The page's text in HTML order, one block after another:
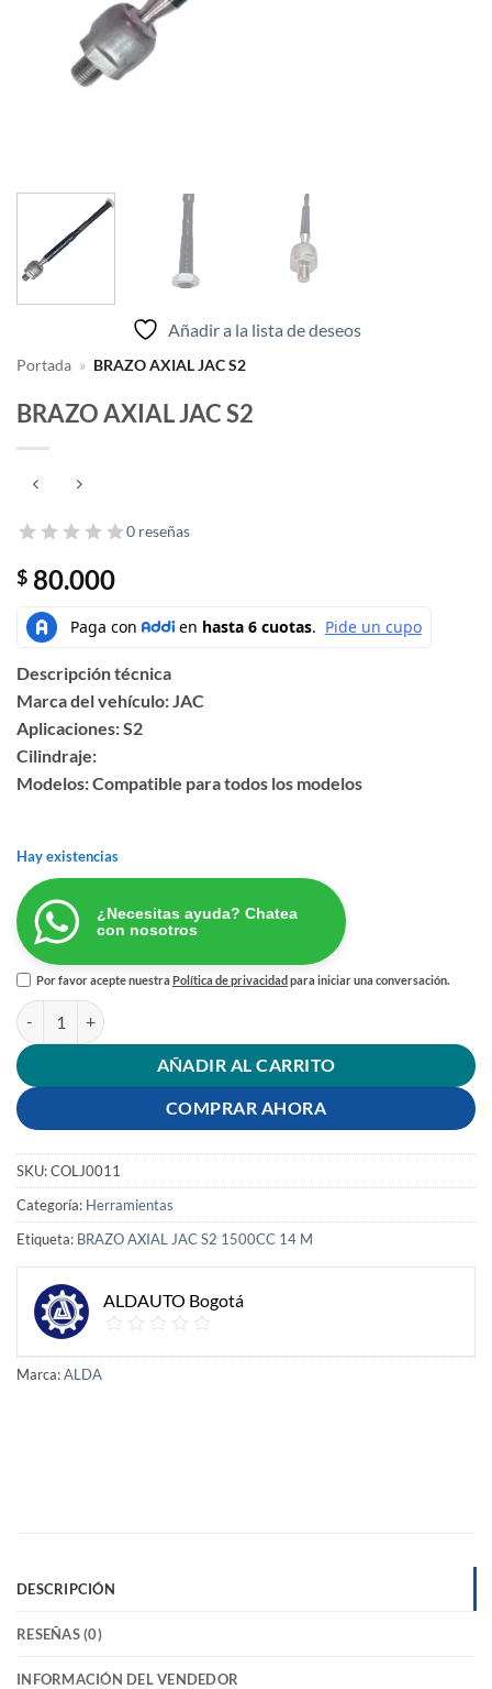
Añadir a la lista de deseos
Portada » BRAZO AXIAL JAC S2
BRAZO AXIAL JAC S2
0 reseñas
$ 80.000
Descripción técnica
Marca del vehículo: JAC
Aplicaciones: S2
Cilindraje:
Modelos: Compatible para todos los modelos
Hay existencias
¿Necesitas ayuda? Chatea
con nosotros
Por favor acepte nuestraPolítica de privacidad para iniciar una conversación.
BRAZO AXIAL JAC S2 cantidad
AÑADIR AL CARRITO
COMPRAR AHORA
SKU:COLJ0011
Categoría: Herramientas
Etiqueta: BRAZO AXIAL JAC S2 1500CC 14 M
ALDAUTO Bogotá
Marca:ALDA
DESCRIPCIÓN
RESEÑAS (0)
INFORMACIÓN DEL VENDEDOR